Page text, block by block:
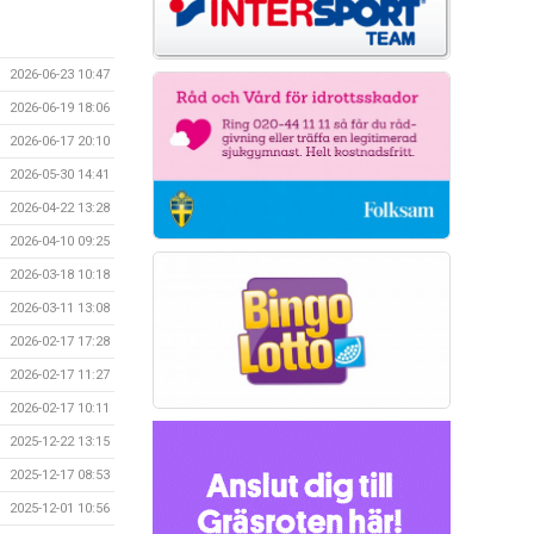
2026-06-23 10:47
2026-06-19 18:06
2026-06-17 20:10
2026-05-30 14:41
2026-04-22 13:28
2026-04-10 09:25
2026-03-18 10:18
2026-03-11 13:08
2026-02-17 17:28
2026-02-17 11:27
2026-02-17 10:11
2025-12-22 13:15
2025-12-17 08:53
2025-12-01 10:56